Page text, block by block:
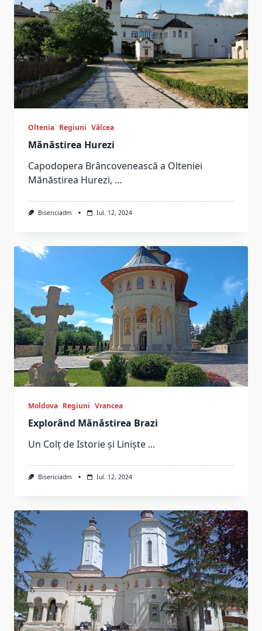
Oltenia Regiuni Vâlcea
Mănăstirea Hurezi
Capodopera Brâncovenească a Olteniei
Mănăstirea Hurezi, ...
Bisericiadm Iul. 12, 2024
Moldova Regiuni Vrancea
Explorând Mănăstirea Brazi
Un Colț de Istorie și Liniște ...
Bisericiadm Iul. 12, 2024